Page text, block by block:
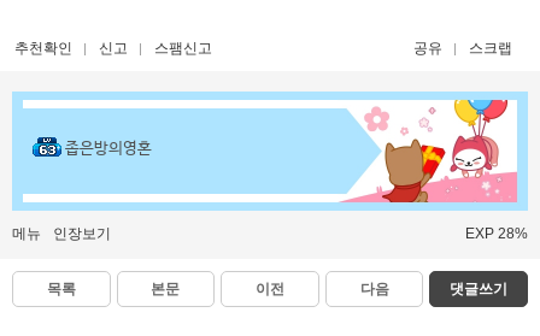
추천확인 신고 스팸신고 공유 스크랩
좁은방의영혼
메뉴 인장보기 EXP 28%
목록 본문 이전 다음 댓글쓰기